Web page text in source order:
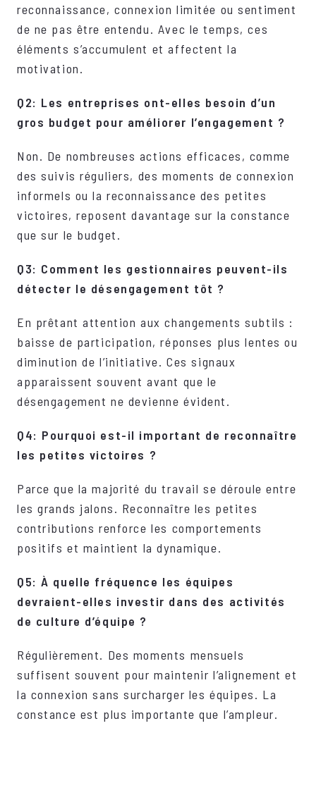
reconnaissance, connexion limitée ou sentiment
de ne pas être entendu. Avec le temps, ces
éléments s’accumulent et affectent la
motivation.
Q2: Les entreprises ont-elles besoin d’un
gros budget pour améliorer l’engagement ?
Non. De nombreuses actions efficaces, comme
des suivis réguliers, des moments de connexion
informels ou la reconnaissance des petites
victoires, reposent davantage sur la constance
que sur le budget.
Q3: Comment les gestionnaires peuvent-ils
détecter le désengagement tôt ?
En prêtant attention aux changements subtils :
baisse de participation, réponses plus lentes ou
diminution de l’initiative. Ces signaux
apparaissent souvent avant que le
désengagement ne devienne évident.
Q4: Pourquoi est-il important de reconnaître
les petites victoires ?
Parce que la majorité du travail se déroule entre
les grands jalons. Reconnaître les petites
contributions renforce les comportements
positifs et maintient la dynamique.
Q5: À quelle fréquence les équipes
devraient-elles investir dans des activités
de culture d’équipe ?
Régulièrement. Des moments mensuels
suffisent souvent pour maintenir l’alignement et
la connexion sans surcharger les équipes. La
constance est plus importante que l’ampleur.